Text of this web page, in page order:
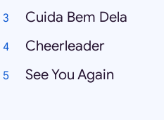
Cuida Bem Dela
Cheerleader
See You Again